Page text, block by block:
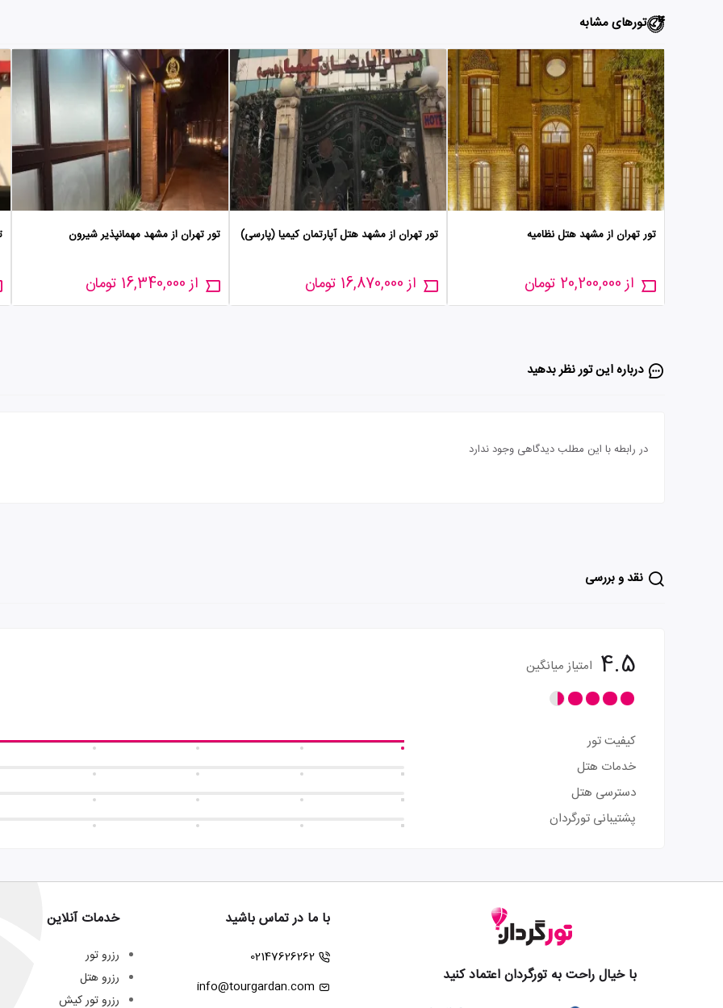
تورهای مشابه
تور تهران از مشهد هتل نظامیه
از 20,200,000 تومان
تور تهران از مشهد هتل آپارتمان کیمیا (پارسی)
از 16,870,000 تومان
تور تهران از مشهد مهمانپذیر شیرون
از 16,340,000 تومان
درباره این تور‌ نظر بدهید
در رابطه با این مطلب دیدگاهی وجود ندارد
نقد و بررسی
4.5 امتیاز میانگین
کیفیت تور
خدمات هتل
دسترسی هتل
پشتیبانی تورگردان
با خیال راحت به تورگردان اعتماد کنید
با ما در تماس باشید
02147626262
info@tourgardan.com
خدمات آنلاین
رزرو تور
رزرو هتل
رزرو تور کیش